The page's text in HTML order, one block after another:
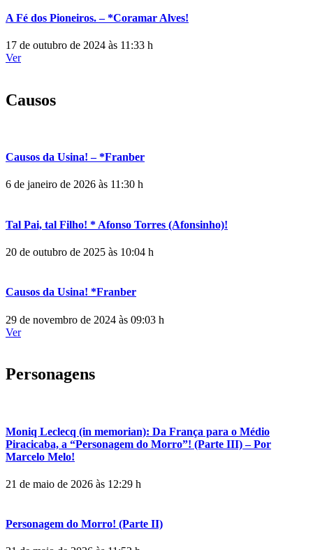
A Fé dos Pioneiros. – *Coramar Alves!
17 de outubro de 2024 às 11:33 h
Ver
Causos
Causos da Usina! – *Franber
6 de janeiro de 2026 às 11:30 h
Tal Pai, tal Filho! * Afonso Torres (Afonsinho)!
20 de outubro de 2025 às 10:04 h
Causos da Usina! *Franber
29 de novembro de 2024 às 09:03 h
Ver
Personagens
Moniq Leclecq (in memorian): Da França para o Médio
Piracicaba, a “Personagem do Morro”! (Parte III) – Por
Marcelo Melo!
21 de maio de 2026 às 12:29 h
Personagem do Morro! (Parte II)